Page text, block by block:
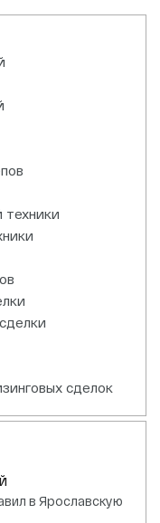
техники
сделок
в Ярославскую